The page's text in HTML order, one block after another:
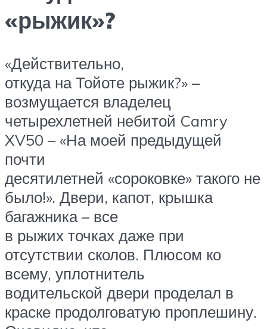
«рыжик»?
«Действительно,
откуда на Тойоте рыжик?» –
возмущается владелец
четырехлетней небитой Camry
XV50 – «На моей предыдущей
почти
десятилетней «сороковке» такого не
было!». Двери, капот, крышка
багажника – все
в рыжих точках даже при
отсутствии сколов. Плюсом ко
всему, уплотнитель
водительской двери проделал в
краске продолговатую проплешину.